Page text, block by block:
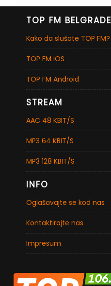
TOP FM BELGRADE
Kako da slušate TOP FM?
TOP FM iOS
TOP FM Android
STREAM
AAC 48 KBIT/S
MP3 64 KBIT/S
MP3 128 KBIT/S
INFO
Oglašavajte se kod nas
Kontaktirajte nas
Impresum